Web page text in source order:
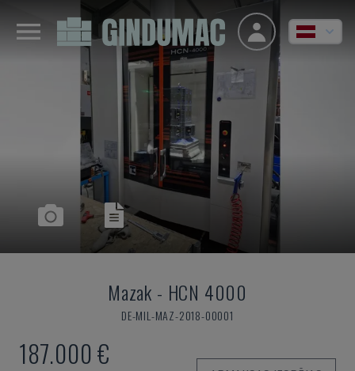
Mazak - HCN 4000
DE-MIL-MAZ-2018-00001
187.000 €